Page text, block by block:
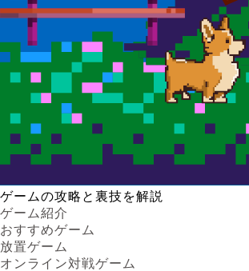
ゲームの攻略と裏技を解説
ゲーム紹介
おすすめゲーム
放置ゲーム
オンライン対戦ゲーム